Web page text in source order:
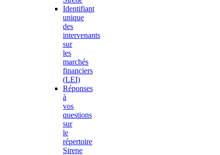
Identifiant
unique
des
intervenants
sur
les
marchés
financiers
(LEI)
Réponses
à
vos
questions
sur
le
répertoire
Sirene